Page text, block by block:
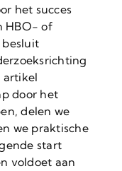
het succes
HBO- of
artikel
door het
delen we
we praktische
start
voldoet aan